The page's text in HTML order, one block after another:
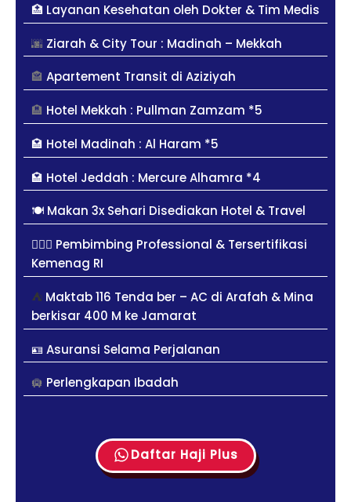
🏥 Layanan Kesehatan oleh Dokter & Tim Medis
🌆 Ziarah & City Tour : Madinah – Mekkah
🏤 Apartement Transit di Aziziyah
🏨 Hotel Mekkah : Pullman Zamzam *5
🏩 Hotel Madinah : Al Haram *5
🏩 Hotel Jeddah : Mercure Alhamra *4
🍽️ Makan 3x Sehari Disediakan Hotel & Travel
👳🏻‍♀️ Pembimbing Professional & Tersertifikasi
Kemenag RI
⛺ Maktab 116 Tenda ber – AC di Arafah & Mina
berkisar 400 M ke Jamarat
🪪 Asuransi Selama Perjalanan
🛄 Perlengkapan Ibadah
Daftar Haji Plus